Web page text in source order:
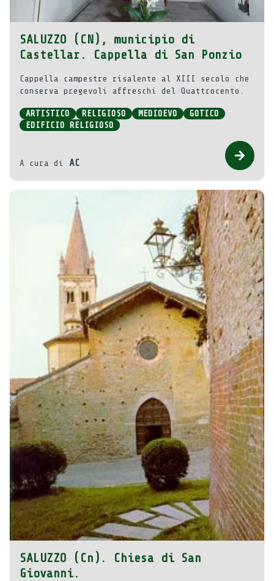
SALUZZO (CN), municipio di
Castellar. Cappella di San Ponzio
Cappella campestre risalente al XIII secolo che
conserva pregevoli affreschi del Quattrocento.
ARTISTICO RELIGIOSO MEDIOEVO
GOTICO
EDIFICIO RELIGIOSO
A cura di AC
SALUZZO (Cn). Chiesa di San
Giovanni.